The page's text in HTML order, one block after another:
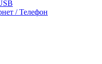
/ Телефон